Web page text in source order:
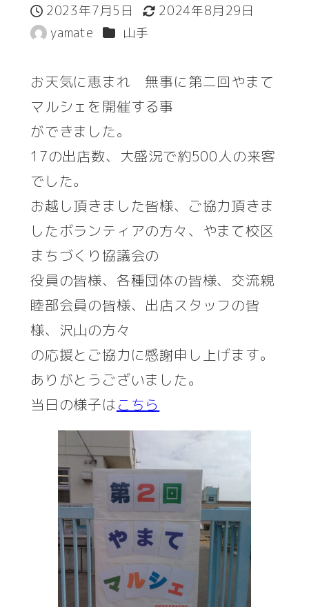
投稿日
2023年7月5日
更新日
2024年8月29日
著
yamate カテゴリー
山手
お天気に恵まれ 無事に第二回やまて
マルシェを開催する事
ができました。
17の出店数、大盛況で約500人の来客
でした。
お越し頂きました皆様、ご協力頂きま
したボランティアの方々、やまて校区
まちづくり協議会の
役員の皆様、各種団体の皆様、交流親
睦部会員の皆様、出店スタッフの皆
様、沢山の方々
の応援とご協力に感謝申し上げます。
ありがとうございました。
当日の様子はこちら